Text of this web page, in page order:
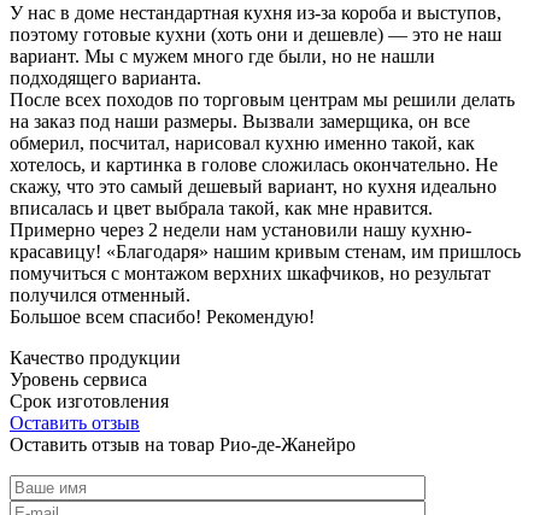
У нас в доме нестандартная кухня из-за короба и выступов,
поэтому готовые кухни (хоть они и дешевле) — это не наш
вариант. Мы с мужем много где были, но не нашли
подходящего варианта.
После всех походов по торговым центрам мы решили делать
на заказ под наши размеры. Вызвали замерщика, он все
обмерил, посчитал, нарисовал кухню именно такой, как
хотелось, и картинка в голове сложилась окончательно. Не
скажу, что это самый дешевый вариант, но кухня идеально
вписалась и цвет выбрала такой, как мне нравится.
Примерно через 2 недели нам установили нашу кухню-
красавицу! «Благодаря» нашим кривым стенам, им пришлось
помучиться с монтажом верхних шкафчиков, но результат
получился отменный.
Большое всем спасибо! Рекомендую!
Качество продукции
Уровень сервиса
Срок изготовления
Оставить отзыв
Оставить отзыв на товар Рио-де-Жанейро